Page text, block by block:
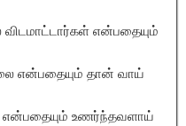
என்பதையும்
என்பதையும் தான் வாய்
என்பதையும் உணர்ந்தவளாய்